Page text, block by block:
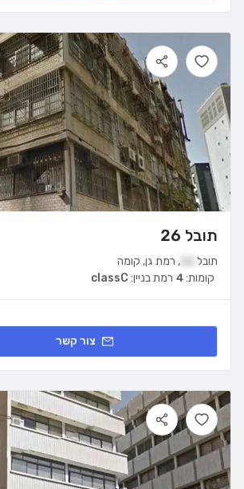
תובל 26
תובל , רמת גן, קומה
רמת בניין: classC קומות:4
צור קשר